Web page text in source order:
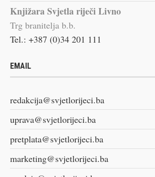
Knjižara Svjetla riječi Livno
Trg branitelja b.b.
Tel.: +387 (0)34 201 111
EMAIL
redakcija@svjetlorijeci.ba
uprava@svjetlorijeci.ba
pretplata@svjetlorijeci.ba
marketing@svjetlorijeci.ba